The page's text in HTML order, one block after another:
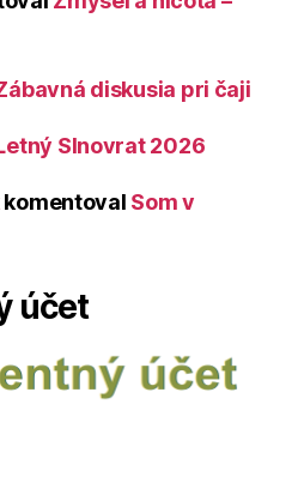
diskusia pri čaji
Slnovrat 2026
komentoval Som v
účet